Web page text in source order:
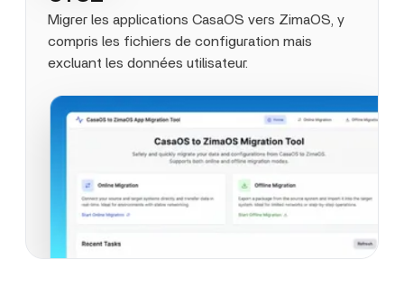
Migrer les applications CasaOS vers ZimaOS, y
compris les fichiers de configuration mais
excluant les données utilisateur.